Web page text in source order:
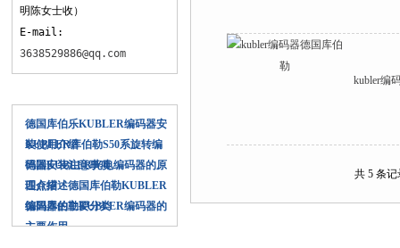
明陈女士收）
E-mail:
3638529886@qq.com
德国库伯乐KUBLER编码器安
装使用​介绍
KUBLER库伯勒S50系旋转编
码器安装注意事项
德国KUBLER光电编码器的原
理介绍
四点描述德国库伯勒KUBLER
编码器的主要分类
德国库伯勒KUBLER编码器的
主要作用
kubler编
共 5 条